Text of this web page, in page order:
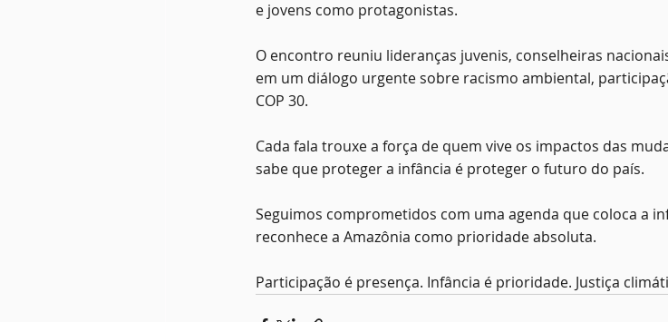
e jovens como protagonistas.
O encontro reuniu lideranças juvenis, conselheiras
em um diálogo urgente sobre racismo ambiental,
COP 30.
Cada fala trouxe a força de quem vive os impactos das
sabe que proteger a infância é proteger o futuro do país.
Seguimos comprometidos com uma agenda que coloca a
reconhece a Amazônia como prioridade absoluta.
Participação é presença. Infância é prioridade. Justiça